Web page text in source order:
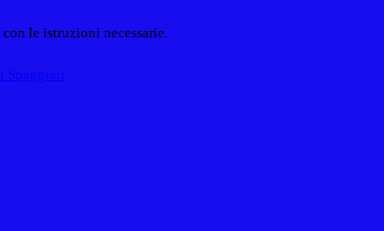
le istruzioni necessarie.